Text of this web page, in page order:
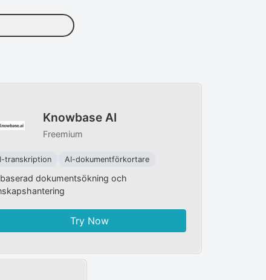
Knowbase AI
Freemium
transkription AI-dokumentförkortare
dokumentsökning och
Try Now